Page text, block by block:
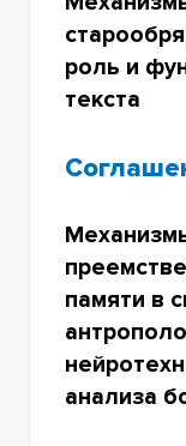
роль и
текста
памяти в
анализа